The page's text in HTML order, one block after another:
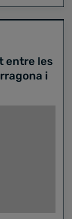
entre les
i